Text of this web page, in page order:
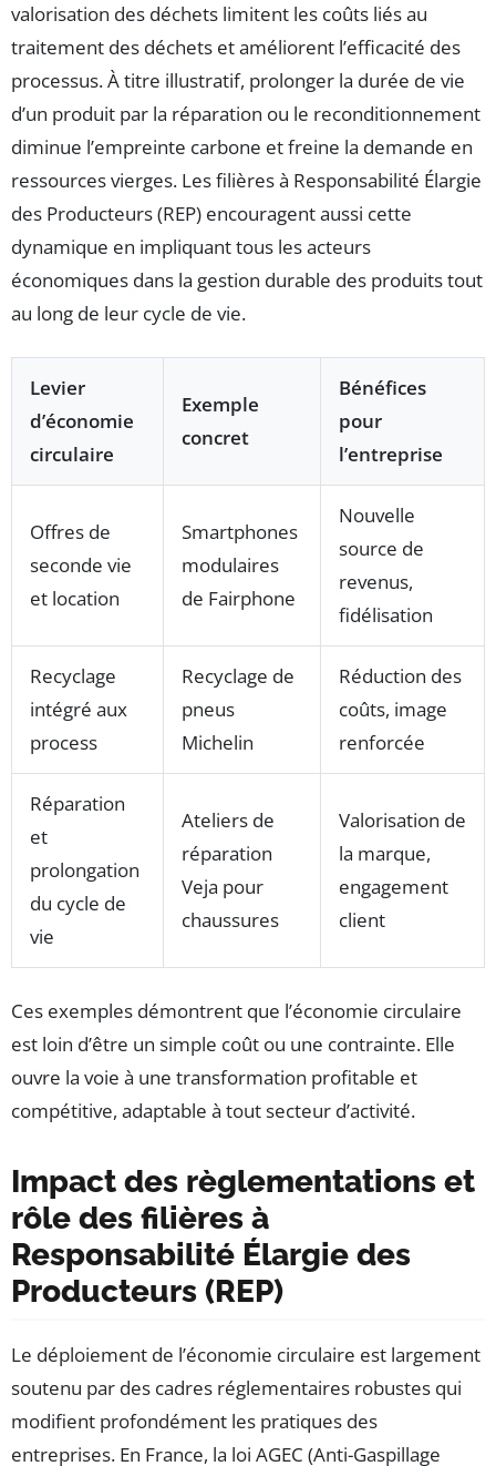
valorisation des déchets limitent les coûts liés au
traitement des déchets et améliorent l’efficacité des
processus. À titre illustratif, prolonger la durée de vie
d’un produit par la réparation ou le reconditionnement
diminue l’empreinte carbone et freine la demande en
ressources vierges. Les filières à Responsabilité Élargie
des Producteurs (REP) encouragent aussi cette
dynamique en impliquant tous les acteurs
économiques dans la gestion durable des produits tout
au long de leur cycle de vie.
Levier
d’économie
circulaire
Exemple
concret
Bénéfices
pour
l’entreprise
Offres de
seconde vie
et location
Smartphones
modulaires
de Fairphone
Nouvelle
source de
revenus,
fidélisation
Recyclage
intégré aux
process
Recyclage de
pneus
Michelin
Réduction des
coûts, image
renforcée
Réparation
et
prolongation
du cycle de
vie
Ateliers de
réparation
Veja pour
chaussures
Valorisation de
la marque,
engagement
client
Ces exemples démontrent que l’économie circulaire
est loin d’être un simple coût ou une contrainte. Elle
ouvre la voie à une transformation profitable et
compétitive, adaptable à tout secteur d’activité.
Impact des règlementations et
rôle des filières à
Responsabilité Élargie des
Producteurs (REP)
Le déploiement de l’économie circulaire est largement
soutenu par des cadres réglementaires robustes qui
modifient profondément les pratiques des
entreprises. En France, la loi AGEC (Anti-Gaspillage